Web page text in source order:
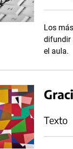
Los
difundir
el aula.
Texto